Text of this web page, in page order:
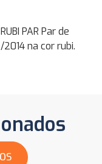
PAR Par de
na cor rubi.